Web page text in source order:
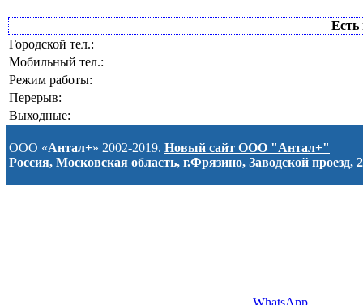
Есть
Городской тел.:
Мобильный тел.:
Режим работы:
Перерыв:
Выходные:
ООО «Антал+» 2002-2019. Новый сайт ООО "Антал+"
Россия, Московская область, г.Фрязино, Заводской проезд, 2
WhatsApp